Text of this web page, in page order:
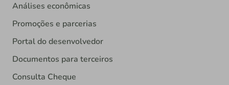
Análises econômicas
Promoções e parcerias
Portal do desenvolvedor
Documentos para terceiros
Consulta Cheque